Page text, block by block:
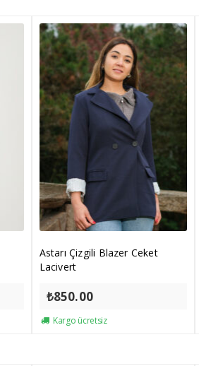
Astarı Çizgili Blazer Ceket
Lacivert
₺850.00
Kargo ücretsiz